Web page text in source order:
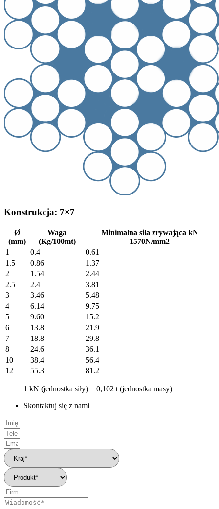
Konstrukcja: 7×7
Ø
(mm)
Waga
(Kg/100mt)
Minimalna siła zrywająca kN
1570N/mm2
1
0.4
0.61
1.5
0.86
1.37
2
1.54
2.44
2.5
2.4
3.81
3
3.46
5.48
4
6.14
9.75
5
9.60
15.2
6
13.8
21.9
7
18.8
29.8
8
24.6
36.1
10
38.4
56.4
12
55.3 81.2
1 kN (jednostka siły) = 0,102 t (jednostka masy)
Skontaktuj się z nami